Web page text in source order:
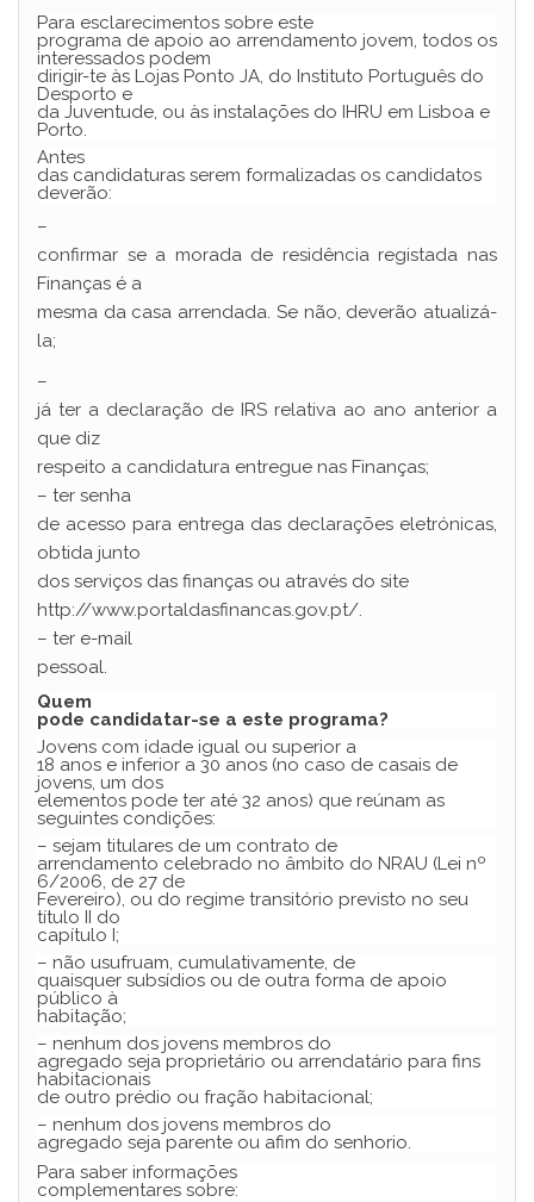
Para esclarecimentos sobre este
programa de apoio ao arrendamento jovem, todos os
interessados podem
dirigir-te às Lojas Ponto JA, do Instituto Português do
Desporto e
da Juventude, ou às instalações do IHRU em Lisboa e
Porto.
Antes
das candidaturas serem formalizadas os candidatos
deverão:
–
confirmar se a morada de residência registada nas
Finanças é a
mesma da casa arrendada. Se não, deverão atualizá-
la;
–
já ter a declaração de IRS relativa ao ano anterior a
que diz
respeito a candidatura entregue nas Finanças;
– ter senha
de acesso para entrega das declarações eletrónicas,
obtida junto
dos serviços das finanças ou através do site
http://www.portaldasfinancas.gov.pt/.
– ter e-mail
pessoal.
Quem
pode candidatar-se a este programa?
Jovens com idade igual ou superior a
18 anos e inferior a 30 anos (no caso de casais de
jovens, um dos
elementos pode ter até 32 anos) que reúnam as
seguintes condições:
– sejam titulares de um contrato de
arrendamento celebrado no âmbito do NRAU (Lei nº
6/2006, de 27 de
Fevereiro), ou do regime transitório previsto no seu
título II do
capítulo I;
– não usufruam, cumulativamente, de
quaisquer subsídios ou de outra forma de apoio
público à
habitação;
– nenhum dos jovens membros do
agregado seja proprietário ou arrendatário para fins
habitacionais
de outro prédio ou fração habitacional;
– nenhum dos jovens membros do
agregado seja parente ou afim do senhorio.
Para saber informações
complementares sobre: